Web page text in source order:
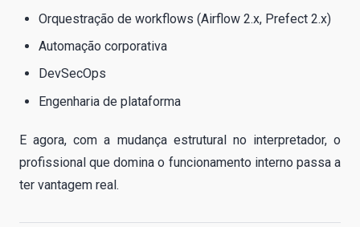
Orquestração de workflows (Airflow 2.x, Prefect 2.x)
Automação corporativa
DevSecOps
Engenharia de plataforma
E agora, com a mudança estrutural no interpretador, o
profissional que domina o funcionamento interno passa a
ter vantagem real.